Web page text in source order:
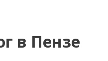
в Пензе